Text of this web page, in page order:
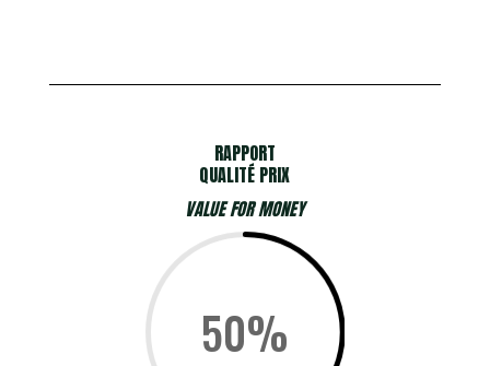
RAPPORT
QUALITÉ PRIX
VALUE FOR MONEY
50%